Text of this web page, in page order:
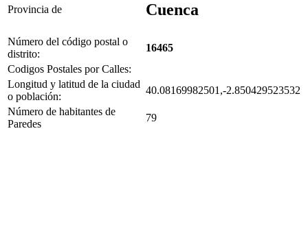
Provincia de Cuenca
Número del código postal o
distrito:
16465
Codigos Postales por Calles:
Longitud y latitud de la ciudad
o población:
40.08169982501,-2.850429523532
Número de habitantes de
Paredes
79